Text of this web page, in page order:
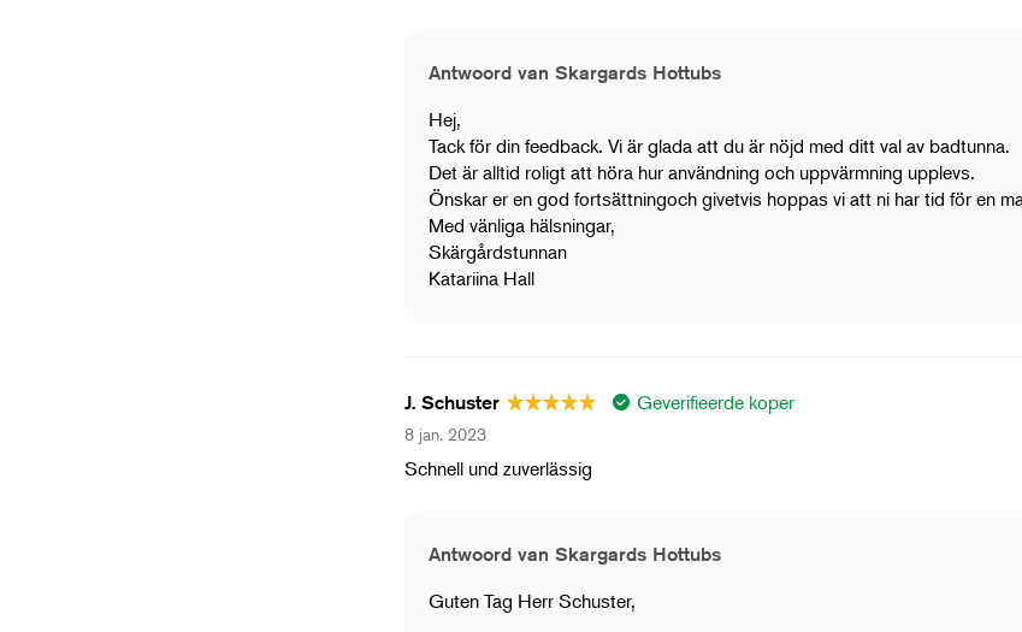
Antwoord van Skargards Hottubs
Hej,
Tack för din feedback. Vi är glada att du är nöjd med ditt val av badtunna.
Det är alltid roligt att höra hur användning och uppvärmning upplevs.
Önskar er en god fortsättningoch givetvis hoppas vi att ni har tid för en
Med vänliga hälsningar,
Skärgårdstunnan
Katariina Hall
J. Schuster Geverifieerde koper
8 jan. 2023
Schnell und zuverlässig
Antwoord van Skargards Hottubs
Guten Tag Herr Schuster,